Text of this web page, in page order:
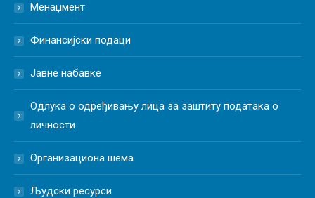
Менаџмент
Финансијски подаци
Јавне набавке
Одлука о одређивању лица за заштиту података о
личности
Организациона шема
Људски ресурси